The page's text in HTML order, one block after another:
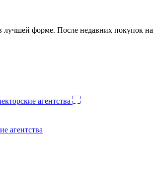
лучшей форме. После недавних покупок
агентства